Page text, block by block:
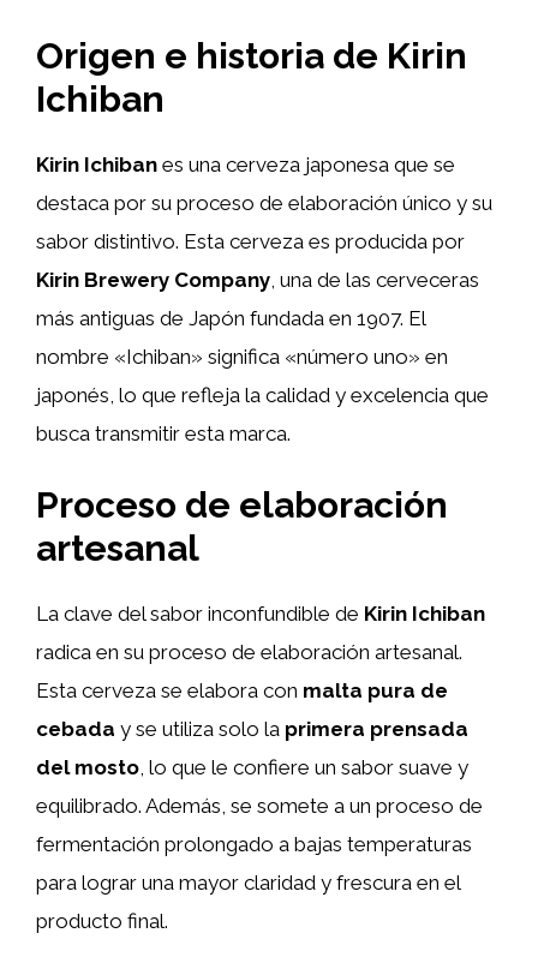
Origen e historia de Kirin
Ichiban
Kirin Ichiban es una cerveza japonesa que se
destaca por su proceso de elaboración único y su
sabor distintivo. Esta cerveza es producida por
Kirin Brewery Company, una de las cerveceras
más antiguas de Japón fundada en 1907. El
nombre «Ichiban» significa «número uno» en
japonés, lo que refleja la calidad y excelencia que
busca transmitir esta marca.
Proceso de elaboración
artesanal
La clave del sabor inconfundible de Kirin Ichiban
radica en su proceso de elaboración artesanal.
Esta cerveza se elabora con malta pura de
cebada y se utiliza solo la primera prensada
del mosto , lo que le confiere un sabor suave y
equilibrado. Además, se somete a un proceso de
fermentación prolongado a bajas temperaturas
para lograr una mayor claridad y frescura en el
producto final.